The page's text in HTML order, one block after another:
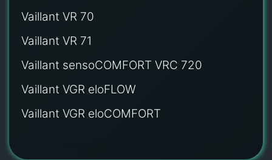
Vaillant VR 70
Vaillant VR 71
Vaillant sensoCOMFORT VRC 720
Vaillant VGR eloFLOW
Vaillant VGR eloCOMFORT